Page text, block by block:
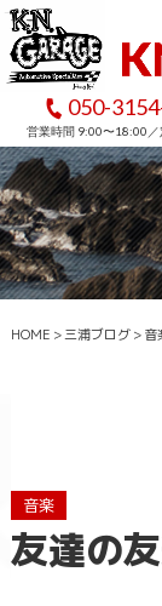
050-
営業時間 9:00〜18:00／
HOME >三浦ブログ>音
音楽
友達の友